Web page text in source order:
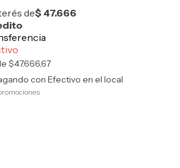
$47.666,67
con Efectivo en el local